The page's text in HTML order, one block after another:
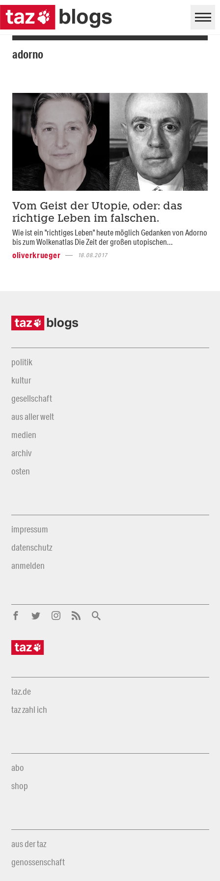
adorno
Vom Geist der Utopie, oder: das
richtige Leben im falschen.
Wie ist ein "richtiges Leben" heute möglich Gedanken von Adorno
bis zum Wolkenatlas Die Zeit der großen utopischen...
oliverkrueger
18.08.2017
politik
kultur
gesellschaft
aus aller welt
medien
archiv
osten
impressum
datenschutz
anmelden
taz.de
taz zahl ich
abo
shop
aus der taz
genossenschaft